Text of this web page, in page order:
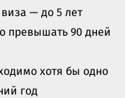
— до 5 лет
превышать 90 дней
хотя бы одно
год